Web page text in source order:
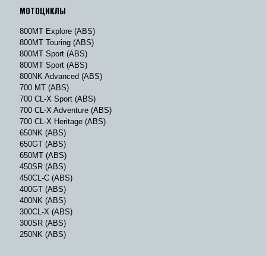
МОТОЦИКЛЫ
800MT Explore (ABS)
800MT Touring (ABS)
800MT Sport (ABS)
800MT Sport (ABS)
800NK Advanced (ABS)
700 MT (ABS)
700 CL-X Sport (ABS)
700 CL-X Adventure (ABS)
700 CL-X Heritage (ABS)
650NK (ABS)
650GT (ABS)
650MT (ABS)
450SR (ABS)
450CL-C (ABS)
400GT (ABS)
400NK (ABS)
300CL-X (ABS)
300SR (ABS)
250NK (ABS)